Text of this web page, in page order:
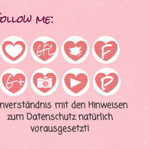
me:
mit den Hinweisen
zum Datenschutz natürlich
vorausgesetzt!